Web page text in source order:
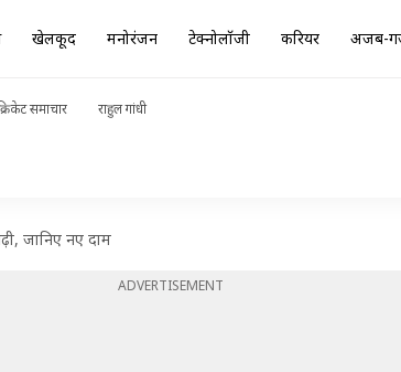
खेलकूद मनोरंजन टेक्नोलॉजी करियर अजब-
समाचार राहुल गांधी
जानिए नए दाम
ADVERTISEMENT